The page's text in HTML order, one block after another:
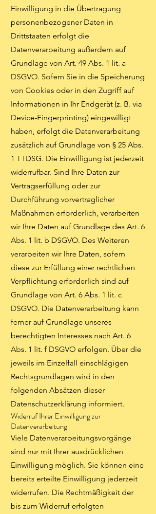
Einwilligung in die Übertragung
personenbezogener Daten in
Drittstaaten erfolgt die
Datenverarbeitung außerdem auf
Grundlage von Art. 49 Abs. 1 lit. a
DSGVO. Sofern Sie in die Speicherung
von Cookies oder in den Zugriff auf
Informationen in Ihr Endgerät (z. B. via
Device-Fingerprinting) eingewilligt
haben, erfolgt die Datenverarbeitung
zusätzlich auf Grundlage von § 25 Abs.
1 TTDSG. Die Einwilligung ist jederzeit
widerrufbar. Sind Ihre Daten zur
Vertragserfüllung oder zur
Durchführung vorvertraglicher
Maßnahmen erforderlich, verarbeiten
wir Ihre Daten auf Grundlage des Art. 6
Abs. 1 lit. b DSGVO. Des Weiteren
verarbeiten wir Ihre Daten, sofern
diese zur Erfüllung einer rechtlichen
Verpflichtung erforderlich sind auf
Grundlage von Art. 6 Abs. 1 lit. c
DSGVO. Die Datenverarbeitung kann
ferner auf Grundlage unseres
berechtigten Interesses nach Art. 6
Abs. 1 lit. f DSGVO erfolgen. Über die
jeweils im Einzelfall einschlägigen
Rechtsgrundlagen wird in den
folgenden Absätzen dieser
Datenschutzerklärung informiert.
Widerruf Ihrer Einwilligung zur
Datenverarbeitung
Viele Datenverarbeitungsvorgänge
sind nur mit Ihrer ausdrücklichen
Einwilligung möglich. Sie können eine
bereits erteilte Einwilligung jederzeit
widerrufen. Die Rechtmäßigkeit der
bis zum Widerruf erfolgten